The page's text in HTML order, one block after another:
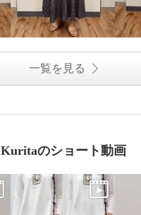
一覧を見る
Kuritaのショート動画